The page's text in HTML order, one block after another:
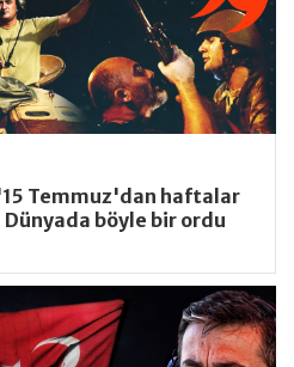
Temmuz'dan haftalar
böyle bir ordu